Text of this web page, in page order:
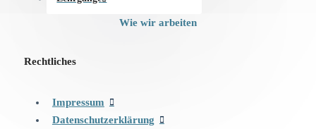
Wie wir arbeiten
Rechtliches
Impressum
Datenschutzerklärung